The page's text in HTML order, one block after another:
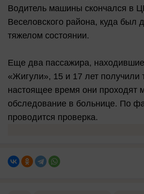
Водитель машины скончался в
Веселовского района, куда был
тяжелом состоянии.
Еще два пассажира,
«Жигули», 15 и 17 лет получили
настоящее время они проходят
обследование в больнице. По
проводится проверка.